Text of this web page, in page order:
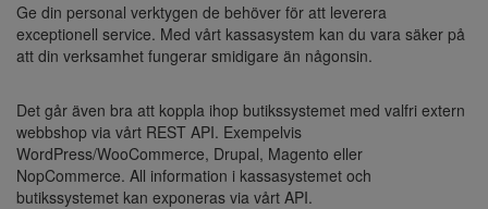
Ge din personal verktygen de behöver för att leverera
exceptionell service. Med vårt kassasystem kan du vara säker på
att din verksamhet fungerar smidigare än någonsin.
Det går även bra att koppla ihop butikssystemet med valfri extern
webbshop via vårt REST API. Exempelvis
WordPress/WooCommerce, Drupal, Magento eller
NopCommerce. All information i kassasystemet och
butikssystemet kan exponeras via vårt API.